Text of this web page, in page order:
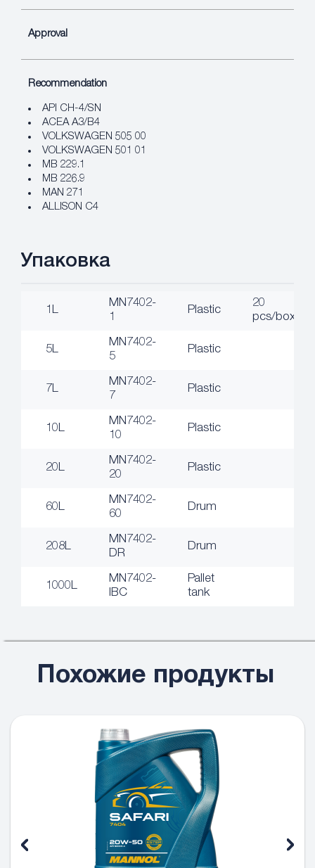
Approval
Recommendation
API CH-4/SN
ACEA A3/B4
VOLKSWAGEN 505 00
VOLKSWAGEN 501 01
MB 229.1
MB 226.9
MAN 271
ALLISON C4
Упаковка
1L
MN7402-
1
Plastic
20
pcs/box
5L
MN7402-
5
Plastic
7L
MN7402-
7
Plastic
10L
MN7402-
10
Plastic
20L
MN7402-
20
Plastic
60L
MN7402-
60
Drum
208L
MN7402-
DR
Drum
1000L
MN7402-
IBC
Pallet
tank
Похожие продукты